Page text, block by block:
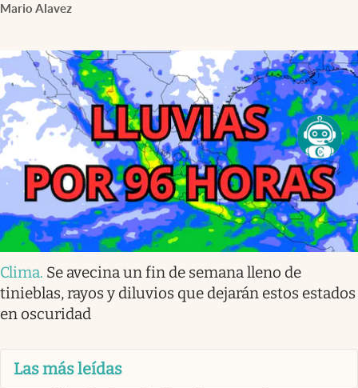
Mario Alavez
Clima. Se avecina un fin de semana lleno de
tinieblas, rayos y diluvios que dejarán estos estados
en oscuridad
Las más leídas